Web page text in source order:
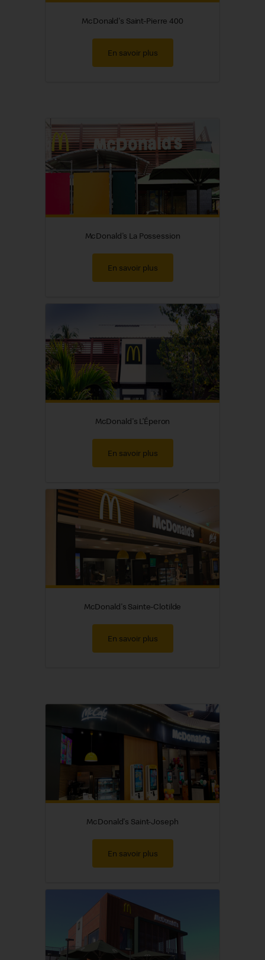
McDonald's Saint-Pierre 400
En savoir plus
McDonald's La Possession
En savoir plus
McDonald's L’Éperon
En savoir plus
McDonald's Sainte-Clotilde
En savoir plus
McDonald's Saint-Joseph
En savoir plus